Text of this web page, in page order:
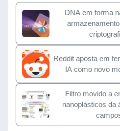
DNA em forma
Reddit aposta em
IA como novo
Filtro movido a
nanoplásticos da